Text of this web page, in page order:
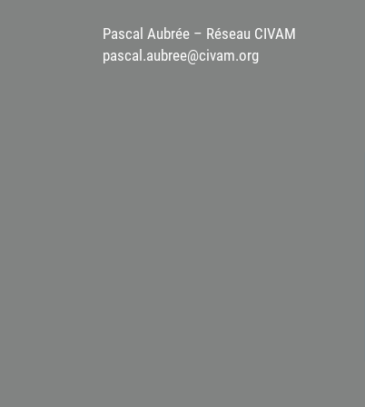
Pascal Aubrée – Réseau CIVAM
pascal.aubree@civam.org